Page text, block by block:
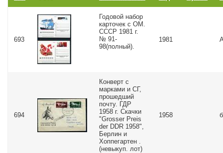
693
Годовой набор
карточек с ОМ.
СССР 1981 г.
№ 91-
98(полный).
1981
694
Конверт с
марками и СГ,
прошедший
почту. ГДР
1958 г. Скачки
"Grosser Preis
der DDR 1958",
Берлин и
Хоппегартен .
(невыкуп. лот)
1958